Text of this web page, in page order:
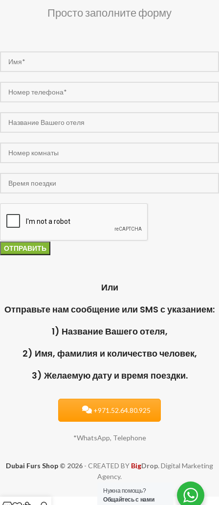
Просто заполните форму
Или
Отправьте нам сообщение или SMS с указанием:
1) Название Вашего отеля,
2) Имя, фамилия и количество человек,
3) Желаемую дату и время поездки.
+971.52.64.80.925
*WhatsApp, Telephone
Dubai Furs Shop © 2026 - CREATED BY BigDrop. Digital Marketing
Agency.
Нужна помощь?
Общайтесь с нами